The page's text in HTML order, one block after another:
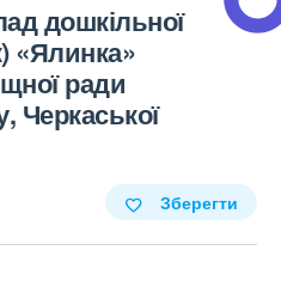
дошкільної
«Ялинка»
ради
Черкаської
Зберегти